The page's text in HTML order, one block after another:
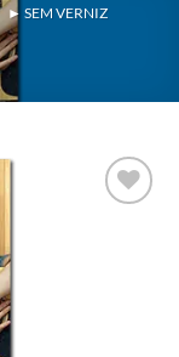
► SEM VERNIZ